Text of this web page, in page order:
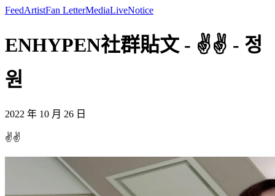
FeedArtistFan LetterMediaLiveNotice
ENHYPEN社群貼文 - ✌️✌️ - 정
원
2022 年 10 月 26 日
✌️✌️